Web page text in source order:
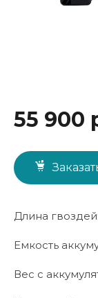
55 900
Длина
Емкость
Вес с